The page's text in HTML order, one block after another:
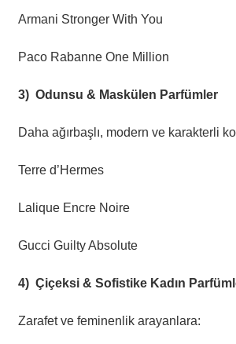
Armani Stronger With You
Paco Rabanne One Million
3) Odunsu & Maskülen Parfümler
Daha ağırbaşlı, modern ve karakterli
Terre d’Hermes
Lalique Encre Noire
Gucci Guilty Absolute
4) Çiçeksi & Sofistike Kadın
Zarafet ve feminenlik arayanlara: